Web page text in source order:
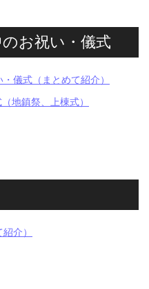
お祝い・儀式
儀式（まとめて紹介）
地鎮祭、上棟式）
介）